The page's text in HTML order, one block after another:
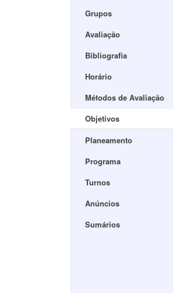
Grupos
Avaliação
Bibliografia
Horário
Métodos de Avaliação
Objetivos
Planeamento
Programa
Turnos
Anúncios
Sumários